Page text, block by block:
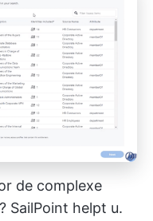
de complexe
SailPoint helpt u.